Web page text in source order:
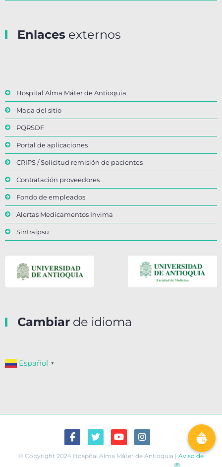
Enlaces externos
Hospital Alma Máter de Antioquia
Mapa del sitio
PQRSDF
Portal de aplicaciones
CRIPS / Solicitud remisión de pacientes
Contratación proveedores
Fondo de empleados
Alertas Medicamentos Invima
Sintraipsu
Cambiar de idioma
Español ▼
© Copyright 2024 Hospital Alma Máter de Antioquia | Aviso de